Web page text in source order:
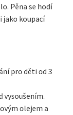
Pěna se hodí
jako koupací
pro děti od 3
vysoušením.
olejem a